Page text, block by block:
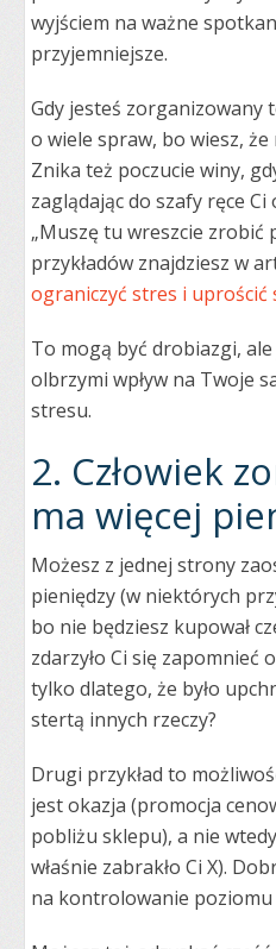
wyjściem na ważne
przyjemniejsze.
Gdy jesteś zorganizowany
o wiele spraw, bo wiesz,
Znika też poczucie winy,
zaglądając do szafy ręce
„Muszę tu wreszcie zrobić
przykładów znajdziesz w
ograniczyć stres i uprościć
To mogą być drobiazgi,
olbrzymi wpływ na Twoje
stresu.
2. Człowiek
ma więcej
Możesz z jednej strony
pieniędzy (w niektórych
bo nie będziesz kupował
zdarzyło Ci się zapomnieć
tylko dlatego, że było
stertą innych rzeczy?
Drugi przykład to
jest okazja (promocja
pobliżu sklepu), a nie
właśnie zabrakło Ci X).
na kontrolowanie poziomu